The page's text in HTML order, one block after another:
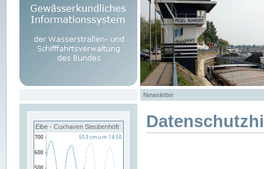
Newsletter
Elbe - Cuxhaven Steubenhöft